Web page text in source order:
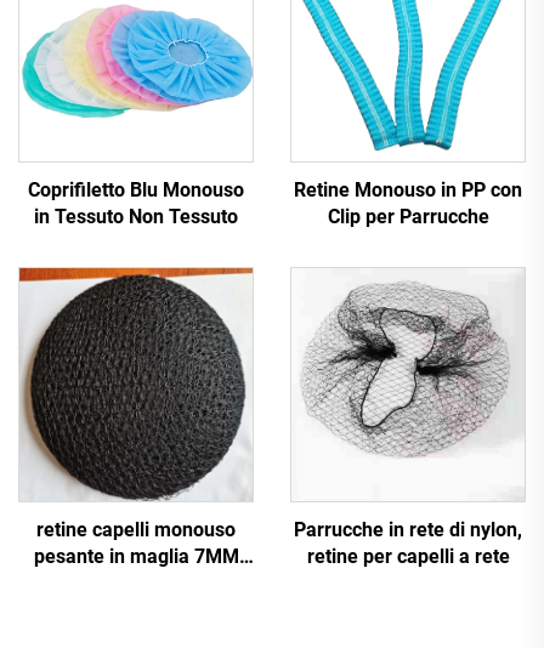
Coprifiletto Blu Monouso
in Tessuto Non Tessuto
Retine Monouso in PP con
Clip per Parrucche
retine capelli monouso
pesante in maglia 7MM
Parrucche in rete di nylon,
retine per capelli a rete